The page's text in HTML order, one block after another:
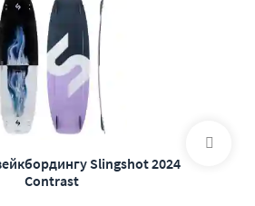
Slingshot 2024
Contrast